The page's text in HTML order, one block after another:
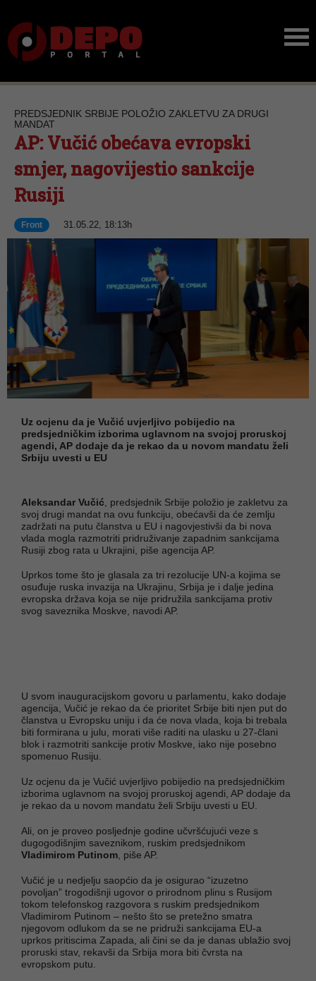
PREDSJEDNIK SRBIJE POLOŽIO ZAKLETVU ZA DRUGI
MANDAT
AP: Vučić obećava evropski
smjer, nagovijestio sankcije
Rusiji
Front 31.05.22, 18:13h
Uz ocjenu da je Vučić uvjerljivo pobijedio na
predsjedničkim izborima uglavnom na svojoj proruskoj
agendi, AP dodaje da je rekao da u novom mandatu želi
Srbiju uvesti u EU
Aleksandar Vučić , predsjednik Srbije položio je zakletvu za
svoj drugi mandat na ovu funkciju, obećavši da će zemlju
zadržati na putu članstva u EU i nagovjestivši da bi nova
vlada mogla razmotriti pridruživanje zapadnim sankcijama
Rusiji zbog rata u Ukrajini, piše agencija AP.
Uprkos tome što je glasala za tri rezolucije UN-a kojima se
osuđuje ruska invazija na Ukrajinu, Srbija je i dalje jedina
evropska država koja se nije pridružila sankcijama protiv
svog saveznika Moskve, navodi AP.
U svom inauguracijskom govoru u parlamentu, kako dodaje
agencija, Vučić je rekao da će prioritet Srbije biti njen put do
članstva u Evropsku uniju i da će nova vlada, koja bi trebala
biti formirana u julu, morati više raditi na ulasku u 27-člani
blok i razmotriti sankcije protiv Moskve, iako nije posebno
spomenuo Rusiju.
Uz ocjenu da je Vučić uvjerljivo pobijedio na predsjedničkim
izborima uglavnom na svojoj proruskoj agendi, AP dodaje da
je rekao da u novom mandatu želi Srbiju uvesti u EU.
Ali, on je proveo posljednje godine učvršćujući veze s
dugogodišnjim saveznikom, ruskim predsjednikom
Vladimirom Putinom , piše AP.
Vučić je u nedjelju saopćio da je osigurao “izuzetno
povoljan” trogodišnji ugovor o prirodnom plinu s Rusijom
tokom telefonskog razgovora s ruskim predsjednikom
Vladimirom Putinom – nešto što se pretežno smatra
njegovom odlukom da se ne pridruži sankcijama EU-a
uprkos pritiscima Zapada, ali čini se da je danas ublažio svoj
proruski stav, rekavši da Srbija mora biti čvrsta na
evropskom putu.